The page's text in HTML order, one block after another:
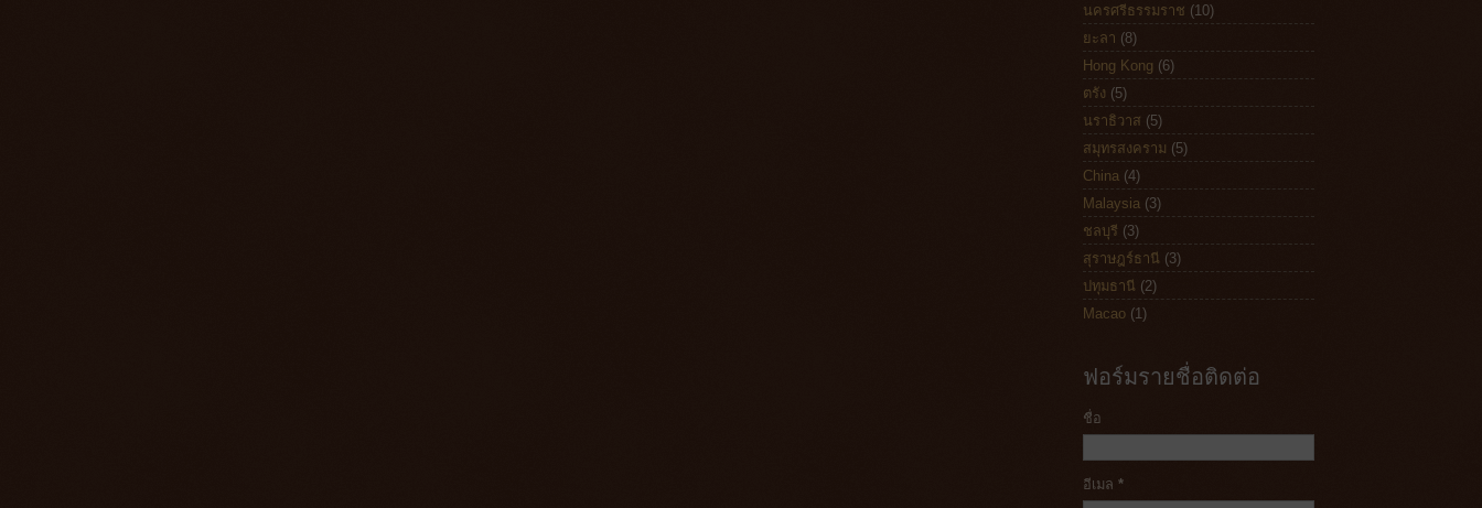
นครศรีธรรมราช (10)
ยะลา (8)
Hong Kong (6)
ตรัง (5)
นราธิวาส (5)
สมุทรสงคราม (5)
China (4)
Malaysia (3)
ชลบุรี (3)
สุราษฎร์ธานี (3)
ปทุมธานี (2)
Macao (1)
ฟอร์มรายชื่อติดต่อ
ชื่อ
อีเมล *